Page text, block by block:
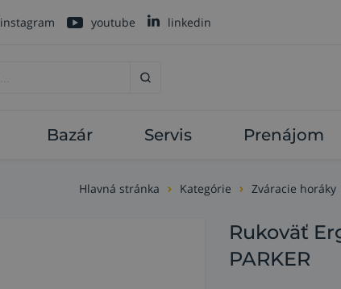
instagram youtube linkedin
Bazár Servis Prenájom
Hlavná stránka Kategórie Zváracie horáky
Rukoväť
PARKER